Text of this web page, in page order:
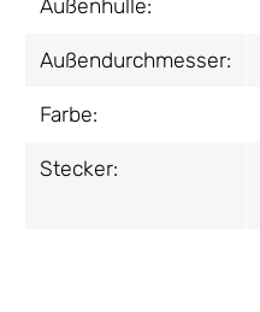
Außenhülle:
Außendurchmesser:
Farbe:
Stecker: